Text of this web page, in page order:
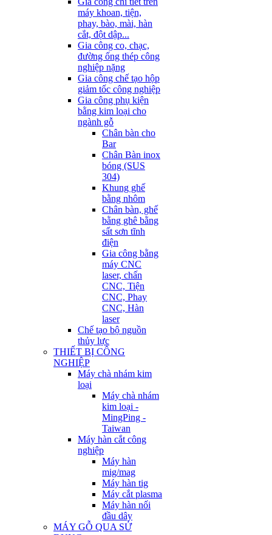
máy khoan, tiện,
phay, bào, mài, hàn
cắt, đột dập...
Gia công co, chạc,
đường ống thép công
nghiệp nặng
Gia công chế tạo hộp
giảm tốc công nghiệp
Gia công phụ kiện
bằng kim loại cho
ngành gỗ
Chân bàn cho
Bar
Chân Bàn inox
bóng (SUS
304)
Khung ghế
bằng nhôm
Chân bàn, ghế
bằng ghê bằng
sất sơn tĩnh
điện
Gia công bằng
máy CNC
laser, chấn
CNC, Tiện
CNC, Phay
CNC, Hàn
laser
Chế tạo bộ nguồn
thủy lực
THIẾT BỊ CÔNG
NGHIỆP
Máy chà nhám kim
loại
Máy chà nhám
kim loại -
MingPing -
Taiwan
Máy hàn cắt công
nghiệp
Máy hàn
mig/mag
Máy hàn tig
Máy cắt plasma
Máy hàn nối
đầu dây
MÁY GỖ QUA SỬ